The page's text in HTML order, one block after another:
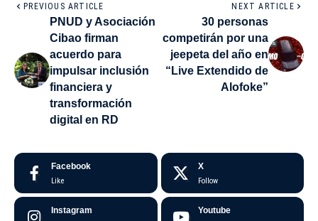
PREVIOUS ARTICLE
PNUD y Asociación
Cibao firman
acuerdo para
impulsar inclusión
financiera y
transformación
digital en RD
NEXT ARTICLE
30 personas
competirán por una
jeepeta del año en
“Live Extendido de
Alofoke”
Facebook
Like
X
Follow
Instagram Youtube